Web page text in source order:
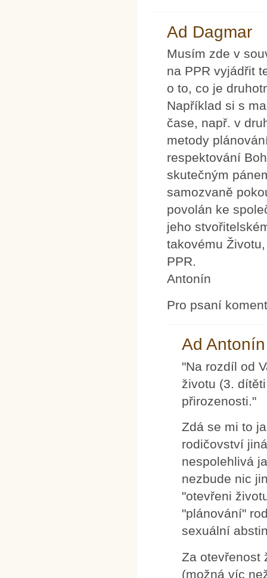
Ad Dagmar
Musím zde v
na PPR vyjádřit
o to, co je
Například si s
čase, např. v
metody
respektování
skutečným
samozvaně
povolán ke
jeho
takovému
PPR.
Antonín
Pro psaní
Ad Antonín
"Na rozdíl od
životu (3.
přirozenosti."
Zdá se mi to
rodičovství
nespolehlivá
nezbude nic
"otevřeni
"plánování"
sexuální
Za otevřenost
(možná víc